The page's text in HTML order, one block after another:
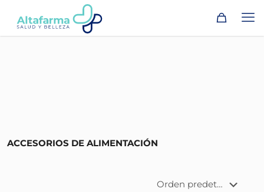
ACCESORIOS DE ALIMENTACIÓN